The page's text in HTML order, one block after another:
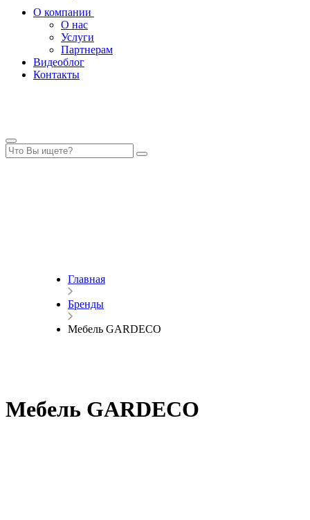
О компании
О нас
Услуги
Партнерам
Видеоблог
Контакты
Главная
Бренды
Мебель GARDECO
Мебель GARDECO